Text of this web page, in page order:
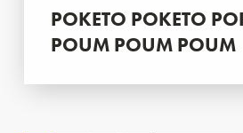
POKETO POKETO
POUM POUM POUM